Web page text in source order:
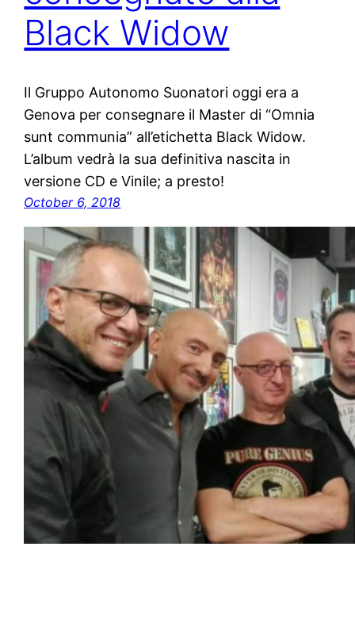
Black Widow
Il Gruppo Autonomo Suonatori oggi era a
Genova per consegnare il Master di “Omnia
sunt communia” all’etichetta Black Widow.
L’album vedrà la sua definitiva nascita in
versione CD e Vinile; a presto!
October 6, 2018